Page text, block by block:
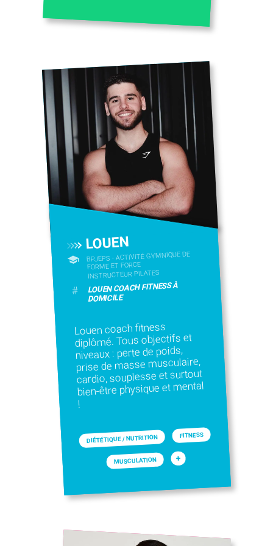
LOUEN
BPJEPS - ACTIVITÉ GYMNIQUE DE
FORME ET FORCE
INSTRUCTEUR PILATES
# LOUEN COACH FITNESS À
DOMICILE
Louen coach fitness
diplômé. Tous objectifs et
niveaux : perte de poids,
prise de masse musculaire,
cardio, souplesse et surtout
bien-être physique et mental
!
DIÉTÉTIQUE / NUTRITION FITNESS
MUSCULATION +